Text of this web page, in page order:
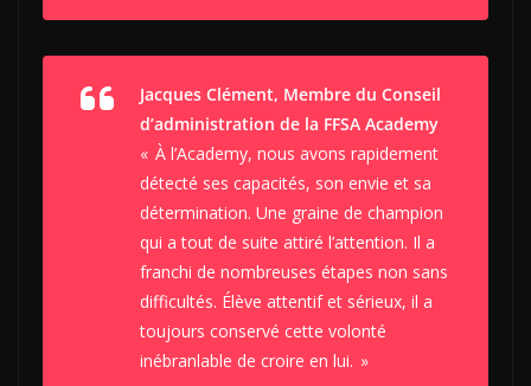
Jacques Clément, Membre du Conseil
d’administration de la FFSA Academy
« À l’Academy, nous avons rapidement
détecté ses capacités, son envie et sa
détermination. Une graine de champion
qui a tout de suite attiré l’attention. Il a
franchi de nombreuses étapes non sans
difficultés. Élève attentif et sérieux, il a
toujours conservé cette volonté
inébranlable de croire en lui. »